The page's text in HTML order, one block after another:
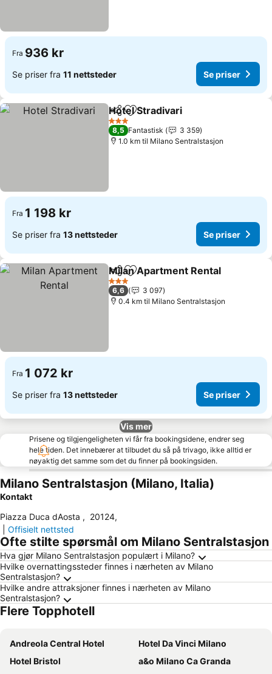
Fra 936 kr
Se priser fra 11 nettsteder Se priser
Del Legg til i favoritter
Hotel Stradivari
3 Stjerner
8,5 Fantastisk
3 359
1.0 km til Milano Sentralstasjon
Fra 1 198 kr
Se priser fra 13 nettsteder Se priser
Del Legg til i favoritter
Milan Apartment Rental
3 Stjerner
6,6
3 097
0.4 km til Milano Sentralstasjon
Fra 1 072 kr
Se priser fra 13 nettsteder Se priser
Vis mer
Prisene og tilgjengeligheten vi får fra bookingsidene, endrer seg
hele tiden. Det innebærer at tilbudet du så på trivago, ikke alltid er
nøyaktig det samme som det du finner på bookingsiden.
Milano Sentralstasjon (Milano, Italia)
Kontakt
Piazza Duca dAosta , 20124,
Offisielt nettsted
Ofte stilte spørsmål om Milano Sentralstasjon
Hva gjør Milano Sentralstasjon populært i Milano?
Hvilke overnattingssteder finnes i nærheten av Milano
Sentralstasjon?
Hvilke andre attraksjoner finnes i nærheten av Milano
Sentralstasjon?
Flere Topphotell
Andreola Central Hotel
Hotel Da Vinci Milano
Hotel Bristol
a&o Milano Ca Granda